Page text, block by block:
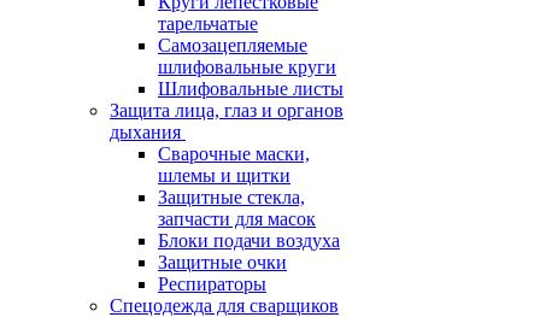
тарельчатые
Самозацепляемые
шлифовальные круги
Шлифовальные листы
Защита лица, глаз и органов
дыхания
Сварочные маски,
шлемы и щитки
Защитные стекла,
запчасти для масок
Блоки подачи воздуха
Защитные очки
Респираторы
Спецодежда для сварщиков